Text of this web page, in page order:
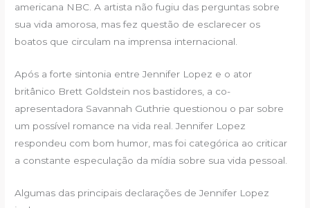
americana NBC. A artista não fugiu das perguntas sobre
sua vida amorosa, mas fez questão de esclarecer os
boatos que circulam na imprensa internacional.
Após a forte sintonia entre Jennifer Lopez e o ator
britânico Brett Goldstein nos bastidores, a co-
apresentadora Savannah Guthrie questionou o par sobre
um possível romance na vida real. Jennifer Lopez
respondeu com bom humor, mas foi categórica ao criticar
a constante especulação da mídia sobre sua vida pessoal.
Algumas das principais declarações de Jennifer Lopez